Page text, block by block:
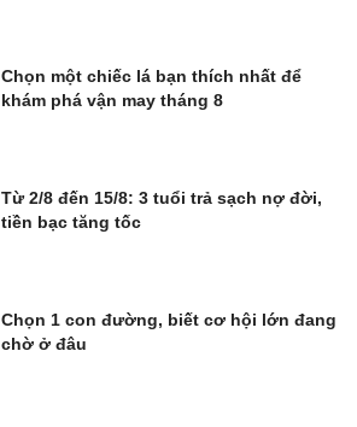
Chọn một chiếc lá bạn thích nhất để
khám phá vận may tháng 8
Từ 2/8 đến 15/8: 3 tuổi trả sạch nợ đời,
tiền bạc tăng tốc
Chọn 1 con đường, biết cơ hội lớn đang
chờ ở đâu